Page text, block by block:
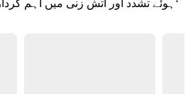
ہوئے تشدد اور آتش زنی میں اہم کردار ادا کیا تھا۔‘